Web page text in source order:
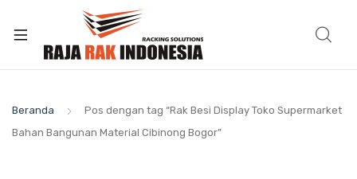
Beranda
Pos dengan tag “Rak Besi Display Toko Supermarket
Bahan Bangunan Material Cibinong Bogor”